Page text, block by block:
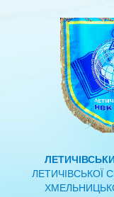
ЛЕТИЧІВСЬКОЇ